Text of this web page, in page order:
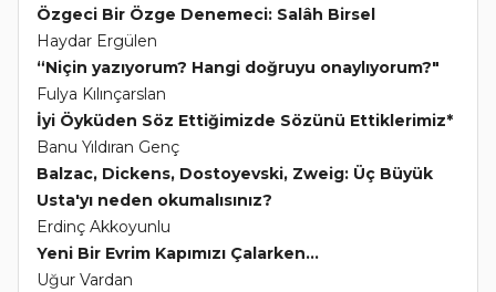
Özgeci Bir Özge Denemeci: Salâh Birsel
Haydar Ergülen
“Niçin yazıyorum? Hangi doğruyu onaylıyorum?"
Fulya Kılınçarslan
İyi Öyküden Söz Ettiğimizde Sözünü Ettiklerimiz*
Banu Yıldıran Genç
Balzac, Dickens, Dostoyevski, Zweig: Üç Büyük
Usta'yı neden okumalısınız?
Erdinç Akkoyunlu
Yeni Bir Evrim Kapımızı Çalarken...
Uğur Vardan